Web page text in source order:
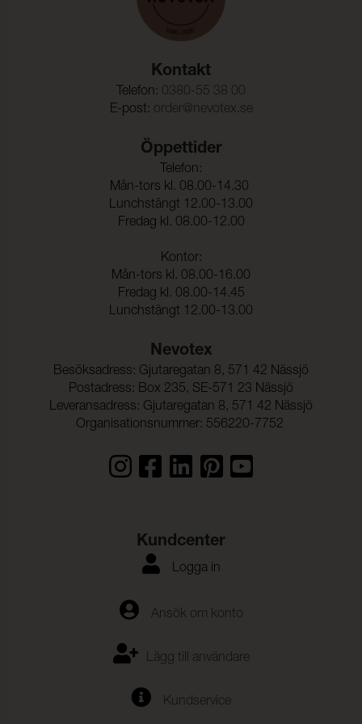
Kontakt
Telefon: 0380-55 38 00
E-post: order@nevotex.se
Öppettider
Telefon:
Mån-tors kl. 08.00-14.30
Lunchstängt 12.00-13.00
Fredag kl. 08.00-12.00
Kontor:
Mån-tors kl. 08.00-16.00
Fredag kl. 08.00-14.45
Lunchstängt 12.00-13.00
Nevotex
Besöksadress: Gjutaregatan 8, 571 42 Nässjö
Postadress: Box 235, SE-571 23 Nässjö
Leveransadress: Gjutaregatan 8, 571 42 Nässjö
Organisationsnummer: 556220-7752
Kundcenter
Logga in
Ansök om konto
Lägg till användare
Kundservice